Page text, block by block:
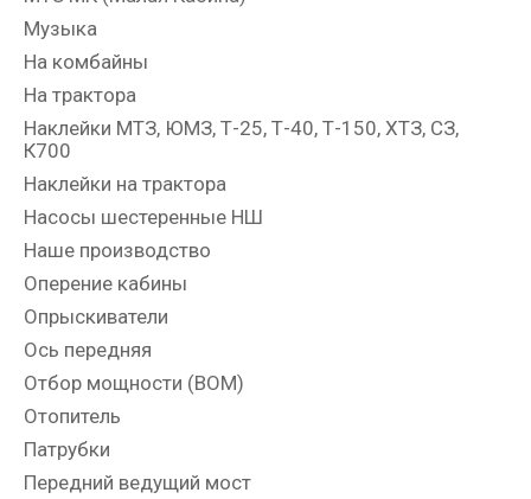
Музыка
На комбайны
На трактора
Наклейки МТЗ, ЮМЗ, Т-25, Т-40, Т-150, ХТЗ, СЗ,
К700
Наклейки на трактора
Насосы шестеренные НШ
Наше производство
Оперение кабины
Опрыскиватели
Ось передняя
Отбор мощности (ВОМ)
Отопитель
Патрубки
Передний ведущий мост